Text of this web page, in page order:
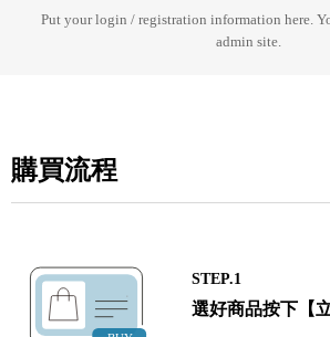
Put your login / registration information here.
admin site.
購買流程
STEP.1
選好商品按下【